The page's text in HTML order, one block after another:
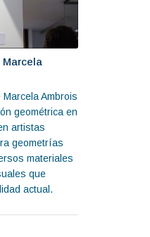
Marcela Ambrois
geométrica en
artistas
geometrías
materiales
que
actual.